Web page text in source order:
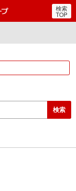
郵便局・日本郵政グルー
検索
TOP